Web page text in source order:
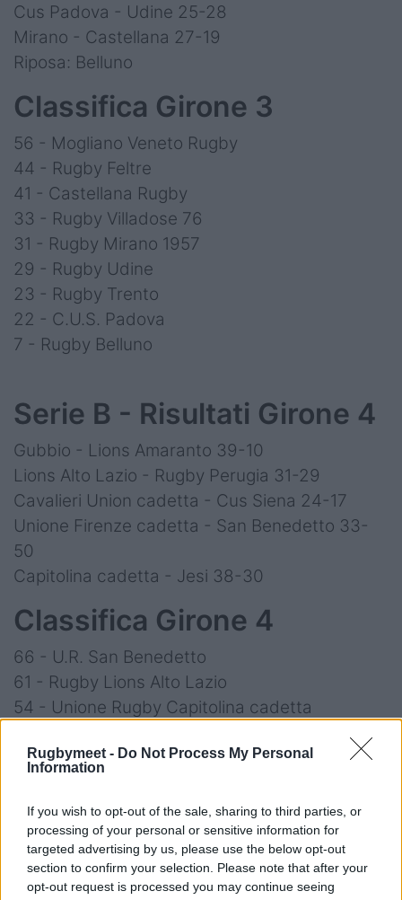
Rugbymeet - Do Not Process My Personal
Information
If you wish to opt-out of the sale, sharing to third parties, or
processing of your personal or sensitive information for
targeted advertising by us, please use the below opt-out
section to confirm your selection. Please note that after your
opt-out request is processed you may continue seeing
Cus Padova - Udine 25-28
Mirano - Castellana 27-19
Riposa: Belluno
Classifica Girone 3
56 - Mogliano Veneto Rugby
44 - Rugby Feltre
41 - Castellana Rugby
33 - Rugby Villadose 76
31 - Rugby Mirano 1957
29 - Rugby Udine
23 - Rugby Trento
22 - C.U.S. Padova
7 - Rugby Belluno
Serie B - Risultati Girone 4
Gubbio - Lions Amaranto 39-10
Lions Alto Lazio - Rugby Perugia 31-29
Cavalieri Union cadetta - Cus Siena 24-17
Unione Firenze cadetta - San Benedetto 33-
50
Capitolina cadetta - Jesi 38-30
Classifica Girone 4
66 - U.R. San Benedetto
61 - Rugby Lions Alto Lazio
54 - Unione Rugby Capitolina cadetta
34 - C.U.S. Siena
29 - Cavalieri Union R. Prato Sesto cadetta
23 - Lundax Lions Amaranto
15 - Unione Rugby Firenze cadetta
10 - Rugby Jesi